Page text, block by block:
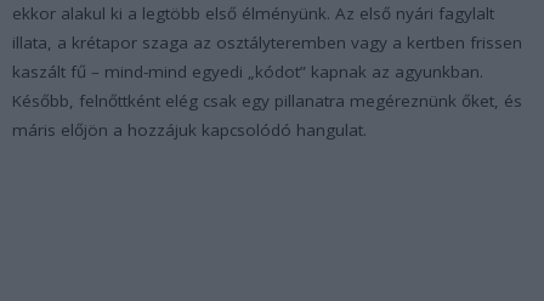
ekkor alakul ki a legtöbb első élményünk. Az első nyári fagylalt
illata, a krétapor szaga az osztályteremben vagy a kertben frissen
kaszált fű – mind-mind egyedi „kódot” kapnak az agyunkban.
Később, felnőttként elég csak egy pillanatra megéreznünk őket, és
máris előjön a hozzájuk kapcsolódó hangulat.